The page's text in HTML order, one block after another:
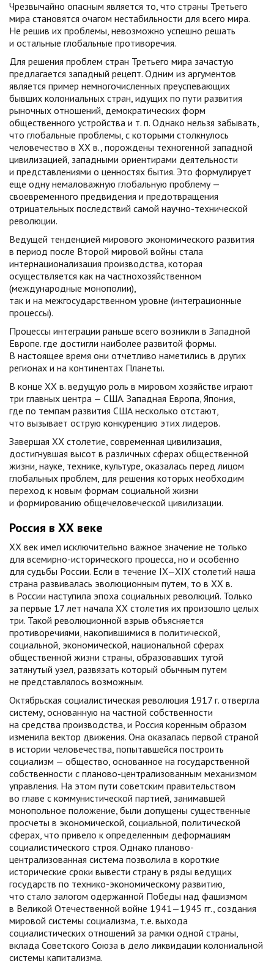
Чрезвычайно опасным является то, что страны Третьего
мира становятся очагом нестабильности для всего мира.
Не решив их проблемы, невозможно успешно решать
и остальные глобальные противоречия.
Для решения проблем стран Третьего мира зачастую
предлагается западный рецепт. Одним из аргументов
является пример немногочисленных преуспевающих
бывших колониальных стран, идущих по пути развития
рыночных отношений, демократических форм
общественного устройства и т. п. Однако нельзя забывать,
что глобальные проблемы, с которыми столкнулось
человечество в XX в., порождены техногенной западной
цивилизацией, западными ориентирами деятельности
и представлениями о ценностях бытия. Это формулирует
еще одну немаловажную глобальную проблему —
своевременного предвидения и предотвращения
отрицательных последствий самой научно-технической
революции.
Ведущей тенденцией мирового экономического развития
в период после Второй мировой войны стала
интернационализация производства, которая
осуществляется как на частнохозяйственном
(международные монополии),
так и на межгосударственном уровне (интеграционные
процессы).
Процессы интеграции раньше всего возникли в Западной
Европе. где достигли наиболее развитой формы.
В настоящее время они отчетливо наметились в других
регионах и на континентах Планеты.
В конце XX в. ведущую роль в мировом хозяйстве играют
три главных центра — США. Западная Европа, Япония,
где по темпам развития США несколько отстают,
что вызывает острую конкуренцию этих лидеров.
Завершая XX столетие, современная цивилизация,
достигнувшая высот в различных сферах общественной
жизни, науке, технике, культуре, оказалась перед лицом
глобальных проблем, для решения которых необходим
переход к новым формам социальной жизни
и формированию общечеловеческой цивилизации.
Россия в ХХ веке
XX век имел исключительно важное значение не только
для всемирно-исторического процесса, но и особенно
для судьбы России. Если в течение IX—XIX столетий наша
страна развивалась эволюционным путем, то в XX в.
в России наступила эпоха социальных революций. Только
за первые 17 лет начала XX столетия их произошло целых
три. Такой революционной взрыв объясняется
противоречиями, накопившимися в политической,
социальной, экономической, национальной сферах
общественной жизни страны, образовавших тугой
затянутый узел, развязать который обычным путем
не представлялось возможным.
Октябрьская социалистическая революция 1917 г. отвергла
систему, основанную на частной собственности
на средства производства, и Россия коренным образом
изменила вектор движения. Она оказалась первой страной
в истории человечества, попытавшейся построить
социализм — общество, основанное на государственной
собственности с планово-централизованным механизмом
управления. На этом пути советским правительством
во главе с коммунистической партией, занимавшей
монопольное положение, были допущены существенные
просчеты в экономической, социальной, политической
сферах, что привело к определенным деформациям
социалистического строя. Однако планово-
централизованная система позволила в короткие
исторические сроки вывести страну в ряды ведущих
государств по технико-экономическому развитию,
что стало залогом одержанной Победы над фашизмом
в Великой Отечественной войне 1941—1945 гг., создания
мировой системы социализма, т.е. выхода
социалистических отношений за рамки одной страны,
вклада Советского Союза в дело ликвидации колониальной
системы капитализма.